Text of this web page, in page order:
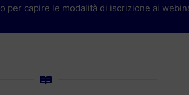
per capire le modalità di iscrizione ai